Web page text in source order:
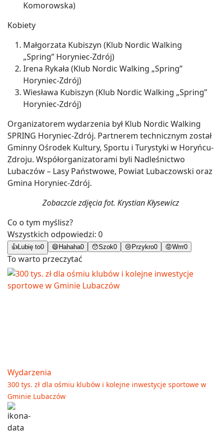
Komorowska)
Kobiety
Małgorzata Kubiszyn (Klub Nordic Walking
„Spring” Horyniec-Zdrój)
Irena Rykała (Klub Nordic Walking „Spring”
Horyniec-Zdrój)
Wiesława Kubiszyn (Klub Nordic Walking „Spring”
Horyniec-Zdrój)
Organizatorem wydarzenia był Klub Nordic Walking
SPRING Horyniec-Zdrój. Partnerem technicznym został
Gminny Ośrodek Kultury, Sportu i Turystyki w Horyńcu-
Zdroju. Współorganizatorami byli Nadleśnictwo
Lubaczów – Lasy Państwowe, Powiat Lubaczowski oraz
Gmina Horyniec-Zdrój.
Zobaczcie zdjęcia fot. Krystian Kłysewicz
Co o tym myślisz?
Wszystkich odpowiedzi: 0
👍 Lubię to0 😄 Hahaha0 😯Szok0 😢 Przykro0 😡Wrrr0
To warto przeczytać
Wydarzenia
300 tys. zł dla ośmiu klubów i kolejne inwestycje sportowe w
Gminie Lubaczów